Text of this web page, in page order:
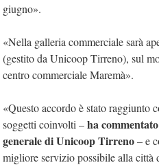
giugno».
«Nella galleria commerciale sarà
(gestito da Unicoop Tirreno), sul
centro commerciale Maremà».
«Questo accordo è stato raggiunto
soggetti coinvolti –ha
generale di Unicoop Tirreno– e
migliore servizio possibile alla città